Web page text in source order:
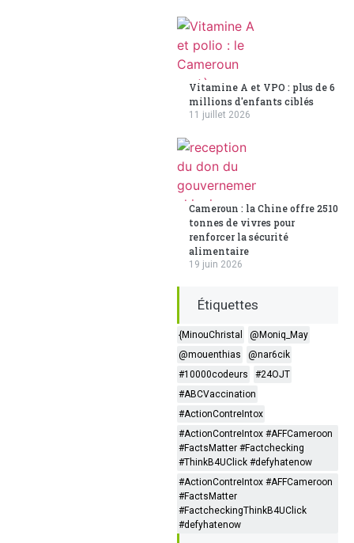
Vitamine A et VPO : plus de 6
millions d'enfants ciblés
11 juillet 2026
Cameroun : la Chine offre 2510
tonnes de vivres pour
renforcer la sécurité
alimentaire
19 juin 2026
Étiquettes
{MinouChristal
@Moniq_May
@mouenthias
@nar6cik
#10000codeurs
#24OJT
#ABCVaccination
#ActionContreIntox
#ActionContreIntox #AFFCameroon
#FactsMatter #Factchecking
#ThinkB4UClick #defyhatenow
#ActionContreIntox #AFFCameroon
#FactsMatter
#FactcheckingThinkB4UClick
#defyhatenow